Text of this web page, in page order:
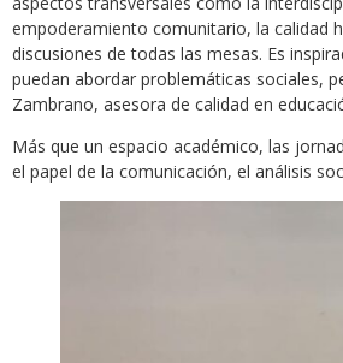
empoderamiento comunitario, la calidad
discusiones de todas las mesas. Es
puedan abordar problemáticas sociales,
Zambrano, asesora de calidad en
Más que un espacio académico, las
el papel de la comunicación, el análisis